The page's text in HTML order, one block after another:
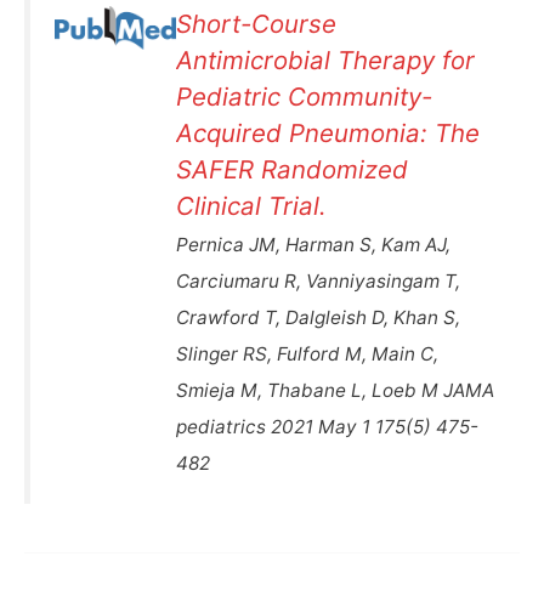
Short-Course
Antimicrobial Therapy for
Pediatric Community-
Acquired Pneumonia: The
SAFER Randomized
Clinical Trial.
Pernica JM, Harman S, Kam AJ,
Carciumaru R, Vanniyasingam T,
Crawford T, Dalgleish D, Khan S,
Slinger RS, Fulford M, Main C,
Smieja M, Thabane L, Loeb M JAMA
pediatrics 2021 May 1 175(5) 475-
482